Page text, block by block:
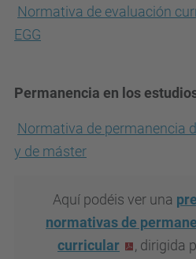
Normativa de evaluación
EGG
Permanencia en los
Normativa de permanencia
y de máster
Aquí podéis ver una
normativas de
curricular
, dirigida